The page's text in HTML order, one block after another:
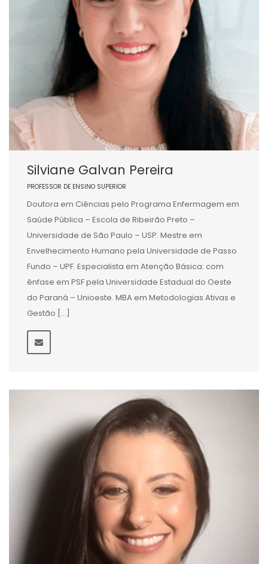
Silviane Galvan Pereira
PROFESSOR DE ENSINO SUPERIOR
Doutora em Ciências pelo Programa Enfermagem em
Saúde Pública – Escola de Ribeirão Preto –
Universidade de São Paulo – USP. Mestre em
Envelhecimento Humano pela Universidade de Passo
Fundo – UPF. Especialista em Atenção Básica: com
ênfase em PSF pela Universidade Estadual do Oeste
do Paraná – Unioeste. MBA em Metodologias Ativas e
Gestão […]